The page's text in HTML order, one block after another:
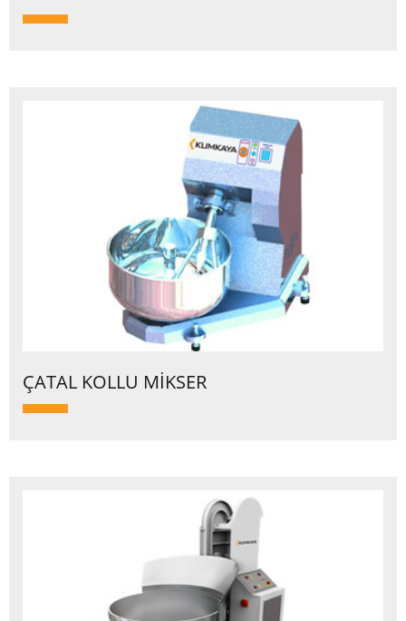
ÇATAL KOLLU MİKSER